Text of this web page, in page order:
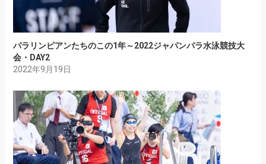
パラリンピアンたちのこの1年～2022ジャパンパラ水泳競技大
会・DAY2
2022年9月19日